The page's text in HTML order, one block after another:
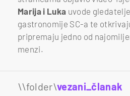
Marija i Luka uvode
gastronomije SC-a te
pripremaju jedno od
menzi.
\\folder\vezani_članak